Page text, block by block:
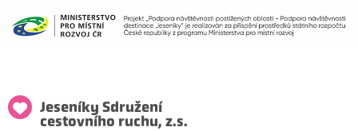
Jeseníky Sdružení
cestovního ruchu, z.s.